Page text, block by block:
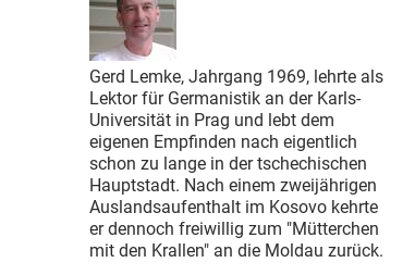
Gerd Lemke, Jahrgang 1969, lehrte als
Lektor für Germanistik an der Karls-
Universität in Prag und lebt dem
eigenen Empfinden nach eigentlich
schon zu lange in der tschechischen
Hauptstadt. Nach einem zweijährigen
Auslandsaufenthalt im Kosovo kehrte
er dennoch freiwillig zum "Mütterchen
mit den Krallen" an die Moldau zurück.